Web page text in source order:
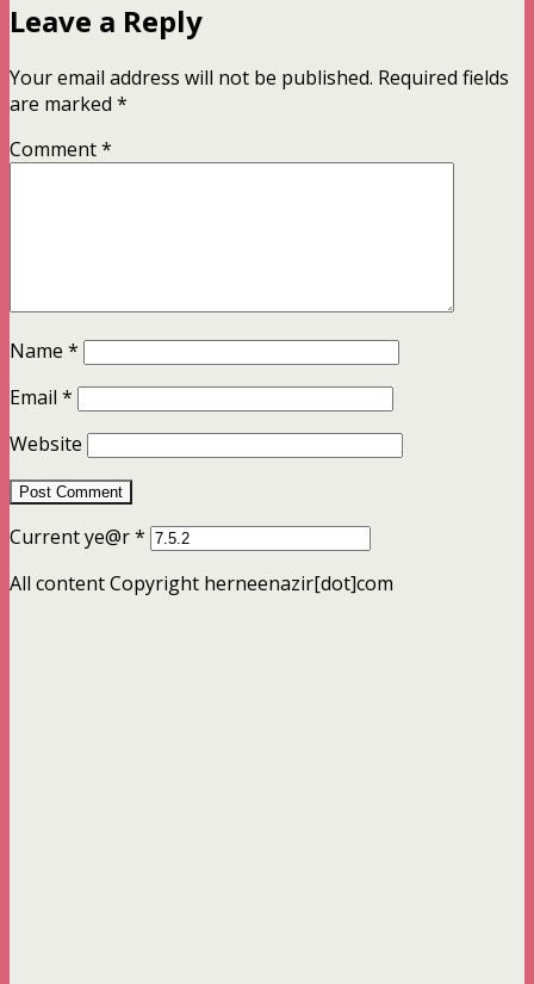
Leave a Reply
Your email address will not be published. Required fields
are marked *
Comment*
Name *
Email *
Website
Current ye@r*
All content Copyright herneenazir[dot]com